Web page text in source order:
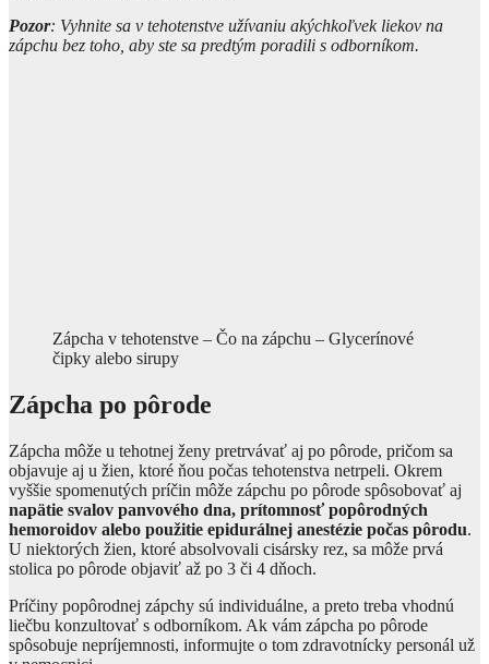
Pozor: Vyhnite sa v tehotenstve užívaniu akýchkoľvek liekov na
zápchu bez toho, aby ste sa predtým poradili s odborníkom.
Zápcha v tehotenstve – Čo na zápchu – Glycerínové
čipky alebo sirupy
Zápcha po pôrode
Zápcha môže u tehotnej ženy pretrvávať aj po pôrode, pričom sa
objavuje aj u žien, ktoré ňou počas tehotenstva netrpeli. Okrem
vyššie spomenutých príčin môže zápchu po pôrode spôsobovať aj
napätie svalov panvového dna, prítomnosť popôrodných
hemoroidov alebo použitie epidurálnej anestézie počas pôrodu.
U niektorých žien, ktoré absolvovali cisársky rez, sa môže prvá
stolica po pôrode objaviť až po 3 či 4 dňoch.
Príčiny popôrodnej zápchy sú individuálne, a preto treba vhodnú
liečbu konzultovať s odborníkom. Ak vám zápcha po pôrode
spôsobuje nepríjemnosti, informujte o tom zdravotnícky personál už